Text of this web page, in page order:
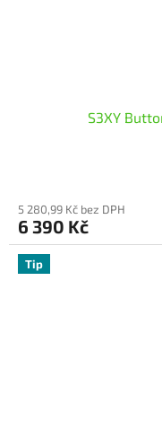
S3XY
produktu
je
5,0
5
5 280,99 Kč bez DPH
6 390 Kč
Tip